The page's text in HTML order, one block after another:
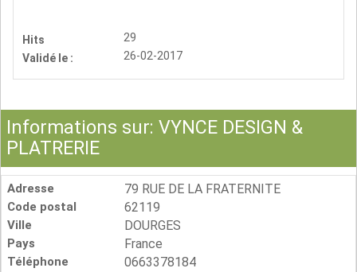
Hits 29
Validé le : 26-02-2017
Informations sur: VYNCE DESIGN &
PLATRERIE
Adresse 79 RUE DE LA FRATERNITE
Code postal 62119
Ville DOURGES
Pays France
Téléphone 0663378184